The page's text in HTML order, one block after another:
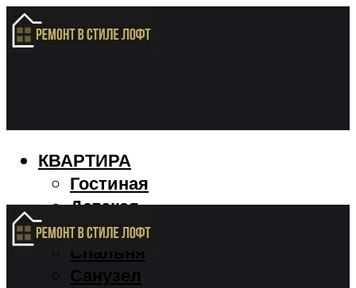
КВАРТИРА
Гостиная
Детская
Кухня
Спальня
Санузел